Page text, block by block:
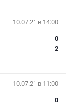
10.07.21 в 14:00
0
2
10.07.21 в 11:00
0